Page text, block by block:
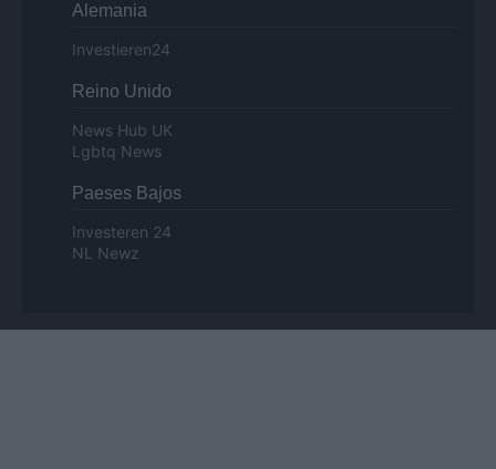
Alemania
Investieren24
Reino Unido
News Hub UK
Lgbtq News
Paeses Bajos
Investeren 24
NL Newz